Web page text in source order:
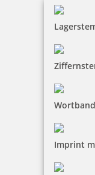
Imprint
Colop Marky